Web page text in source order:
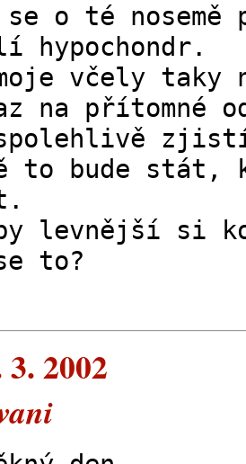
o té nosemě
hypochondr.
včely taky
na přítomné
to bude stát,
levnější si
to?
2002